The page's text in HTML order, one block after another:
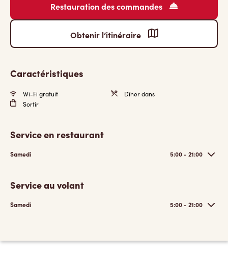
Restauration des commandes
Obtenir l’itinéraire
Caractéristiques
Wi-Fi gratuit
Dîner dans
Sortir
Service en restaurant
Samedi 5:00 - 21:00
Service au volant
Samedi 5:00 - 21:00